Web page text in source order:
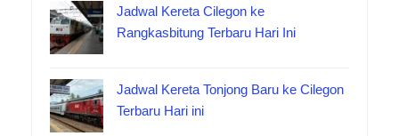
Jadwal Kereta Cilegon ke
Rangkasbitung Terbaru Hari Ini
Jadwal Kereta Tonjong Baru ke Cilegon
Terbaru Hari ini